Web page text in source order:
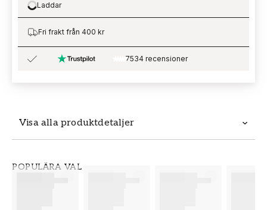
Visa alla produktdetaljer
POPULÄRA VAL
Loading…
Laddar
Fri frakt från 400 kr
7534 recensioner